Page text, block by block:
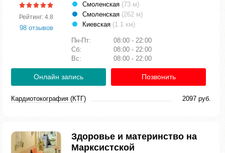
Рейтинг: 4.8
98 отзывов
Смоленская (73 м)
Смоленская (262 м)
Киевская (1.1 км)
Пн-Пт:
08:00 - 22:00
Сб:
08:00 - 22:00
Вс:
08:00 - 22:00
Онлайн запись Позвонить
Кардиотокография (КТГ) 2097 руб.
Здоровье и материнство на
Марксистской